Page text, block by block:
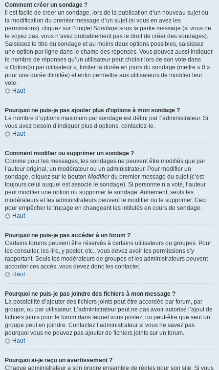
Comment créer un sondage ?
Il est facile de créer un sondage, lors de la publication d’un nouveau sujet ou
la modification du premier message d’un sujet (si vous en avez les
permissions), cliquez sur l’ongletSondage sous la partie message (si vous ne
le voyez pas, vous n’avez probablement pas le droit de créer des sondages).
Saisissez le titre du sondage et au moins deux options possibles, saisissez
une option par ligne dans le champ des réponses. Vous pouvez aussi indiquer
le nombre de réponses qu’un utilisateur peut choisir lors de son vote dans
« Option(s) par utilisateur », limiter la durée en jours du sondage (mettre « 0 »
pour une durée illimitée) et enfin permettre aux utilisateurs de modifier leur
vote.
Haut
Pourquoi ne puis-je pas ajouter plus d’options à mon sondage ?
Le nombre d’options maximum par sondage est défini par l’administrateur. Si
vous avez besoin d’indiquer plus d’options, contactez-le.
Haut
Comment modifier ou supprimer un sondage ?
Comme pour les messages, les sondages ne peuvent être modifiés que par
l’auteur original, un modérateur ou un administrateur. Pour modifier un
sondage, cliquez sur le bouton Modifierdu premier message du sujet (c’est
toujours celui auquel est associé le sondage). Si personne n’a voté, l’auteur
peut modifier une option ou supprimer le sondage. Autrement, seuls les
modérateurs et les administrateurs peuvent le modifier ou le supprimer. Ceci
pour empêcher le trucage en changeant les intitulés en cours de sondage.
Haut
Pourquoi ne puis-je pas accéder à un forum ?
Certains forums peuvent être réservés à certains utilisateurs ou groupes. Pour
les consulter, les lire, y poster, etc., vous devez avoir les permissions s’y
rapportant. Seuls les modérateurs de groupes et les administrateurs peuvent
accorder ces accès, vous devez donc les contacter.
Haut
Pourquoi ne puis-je pas joindre des fichiers à mon message ?
La possibilité d’ajouter des fichiers joints peut être accordée par forum, par
groupe, ou par utilisateur. L’administrateur peut ne pas avoir autorisé l’ajout de
fichiers joints pour le forum dans lequel vous postez, ou peut-être que seul un
groupe peut en joindre. Contactez l’administrateur si vous ne savez pas
pourquoi vous ne pouvez pas ajouter de fichiers joints sur un forum.
Haut
Pourquoi ai-je reçu un avertissement ?
Chaque administrateur a son propre ensemble de règles pour son site. Si vous